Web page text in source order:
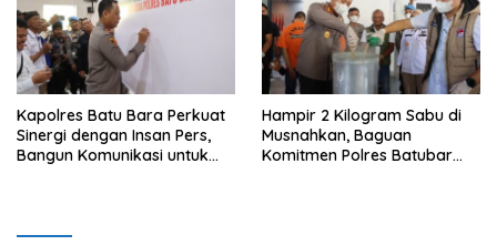
Kapolres Batu Bara Perkuat
Sinergi dengan Insan Pers,
Bangun Komunikasi untuk
Hampir 2 Kilogram Sabu di
Musnahkan, Baguan
Komitmen Polres Batubar